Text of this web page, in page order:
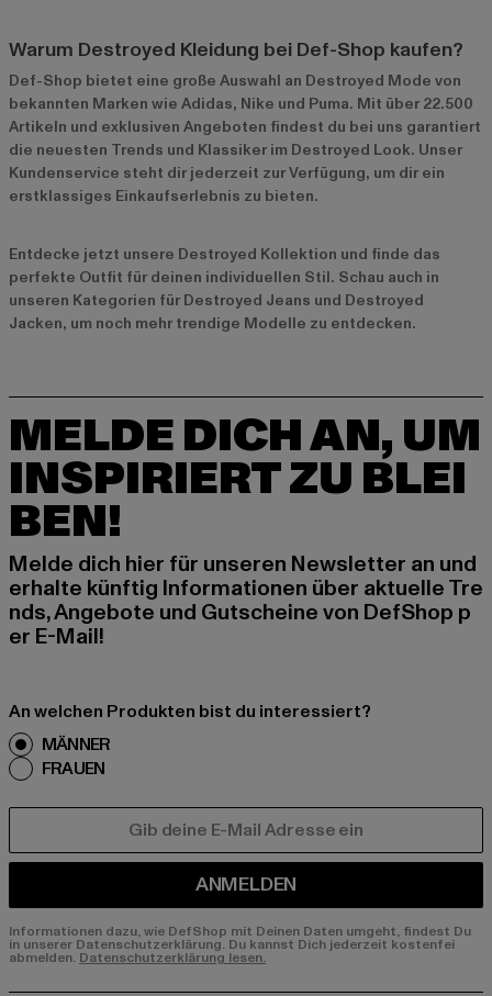
Warum Destroyed Kleidung bei Def-Shop kaufen?
Def-Shop bietet eine große Auswahl an Destroyed Mode von
bekannten Marken wie Adidas, Nike und Puma. Mit über 22.500
Artikeln und exklusiven Angeboten findest du bei uns garantiert
die neuesten Trends und Klassiker im Destroyed Look. Unser
Kundenservice steht dir jederzeit zur Verfügung, um dir ein
erstklassiges Einkaufserlebnis zu bieten.
Entdecke jetzt unsere Destroyed Kollektion und finde das
perfekte Outfit für deinen individuellen Stil. Schau auch in
unseren Kategorien für Destroyed Jeans und Destroyed
Jacken, um noch mehr trendige Modelle zu entdecken.
MELDE DICH AN, UM
INSPIRIERT ZU BLEI
BEN!
Melde dich hier für unseren Newsletter an und
erhalte künftig Informationen über aktuelle Tre
nds, Angebote und Gutscheine von DefShop p
er E-Mail!
An welchen Produkten bist du interessiert?
MÄNNER
FRAUEN
ANMELDEN
Informationen dazu, wie DefShop mit Deinen Daten umgeht, findest Du
in unserer Datenschutzerklärung. Du kannst Dich jederzeit kostenfei
abmelden. Datenschutzerklärung lesen.